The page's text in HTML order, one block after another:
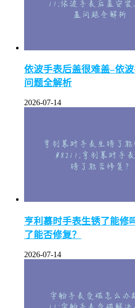
依波手表后盖很难盖–依
问题全解析
2026-07-14
亨利慕时手表生锈了能修
了能否修复？
2026-07-14